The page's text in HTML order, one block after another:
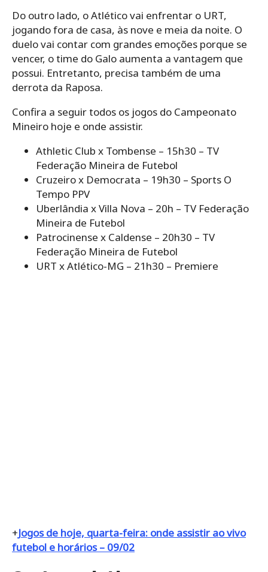
Do outro lado, o Atlético vai enfrentar o URT,
jogando fora de casa, às nove e meia da noite. O
duelo vai contar com grandes emoções porque se
vencer, o time do Galo aumenta a vantagem que
possui. Entretanto, precisa também de uma
derrota da Raposa.
Confira a seguir todos os jogos do Campeonato
Mineiro hoje e onde assistir.
Athletic Club x Tombense – 15h30 – TV
Federação Mineira de Futebol
Cruzeiro x Democrata – 19h30 – Sports O
Tempo PPV
Uberlândia x Villa Nova – 20h – TV Federação
Mineira de Futebol
Patrocinense x Caldense – 20h30 – TV
Federação Mineira de Futebol
URT x Atlético-MG – 21h30 – Premiere
+Jogos de hoje, quarta-feira: onde assistir ao vivo
futebol e horários – 09/02